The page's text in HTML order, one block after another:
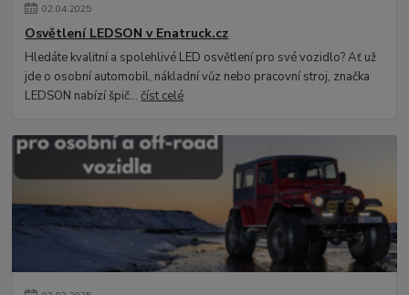
02.04.2025
Osvětlení LEDSON v Enatruck.cz
Hledáte kvalitní a spolehlivé LED osvětlení pro své vozidlo? Ať už
jde o osobní automobil, nákladní vůz nebo pracovní stroj, značka
LEDSON nabízí špič...číst celé